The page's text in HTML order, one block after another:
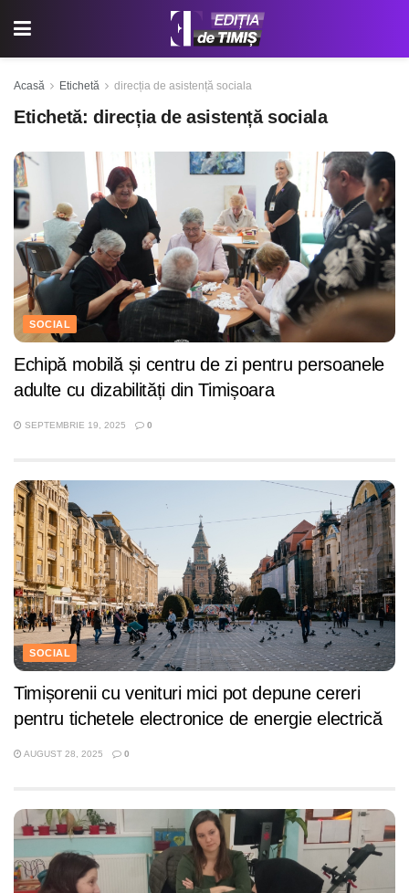
Acasă Etichetă direcția de asistență sociala
Etichetă: direcția de asistență sociala
SOCIAL
Echipă mobilă și centru de zi pentru persoanele
adulte cu dizabilități din Timișoara
SEPTEMBRIE 19, 2025 0
SOCIAL
Timișorenii cu venituri mici pot depune cereri
pentru tichetele electronice de energie electrică
AUGUST 28, 2025 0